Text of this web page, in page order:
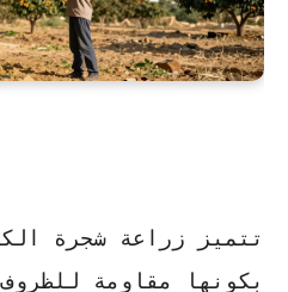
تتميز زراعة شجرة
بكونها مقاومة